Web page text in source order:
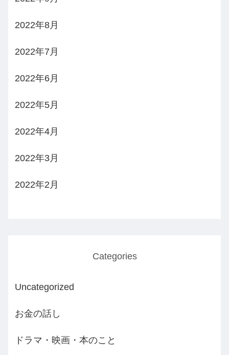
2022年8月
2022年7月
2022年6月
2022年5月
2022年4月
2022年3月
2022年2月
Categories
Uncategorized
お金の話し
ドラマ・映画・本のこと